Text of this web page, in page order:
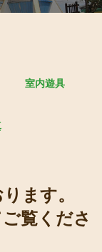
室内遊具
ます。
覧くださ